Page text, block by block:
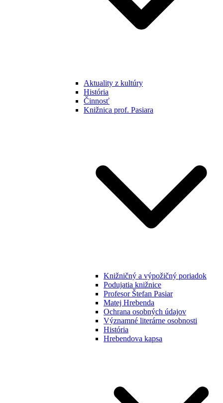
Aktuality z kultúry
História
Činnosť
Knižnica prof. Pasiara
Knižničný a výpožičný poriadok
Podujatia knižnice
Profesor Štefan Pasiar
Matej Hrebenda
Ochrana osobných údajov
Významné literárne osobnosti
História
Hrebendova kapsa